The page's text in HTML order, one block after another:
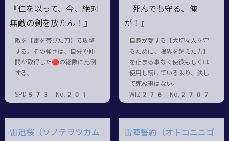
『仁を以って、今、絶対
無敵の剣を放たん！』
敵を【雷を帯びた刀】で攻撃
する。その強さは、自分や仲
間が取得した🔴の総数に比例
する。
SPD573 No.201
『死んでも守る、俺
が！』
自身が愛する【大切な人を守
るために、限界を超えた力】
を止まる事なく使役もしくは
使用し続けている限り、決し
て死ぬ事はない。
WIZ276 No.2707
雷迅桜（ソノテヲツカム
雷陣誓約（オトコニニゴ